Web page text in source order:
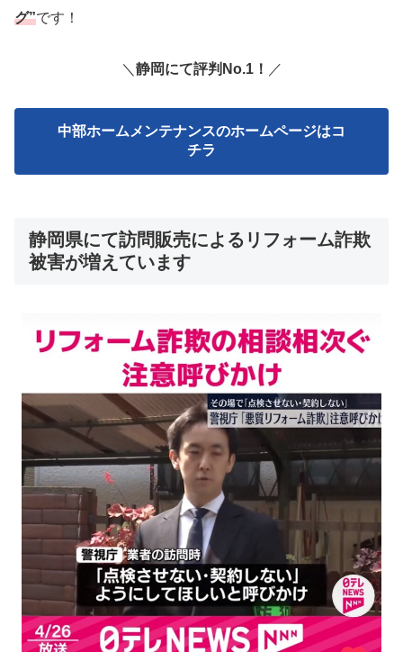
グ”です！
＼ 静岡にて評判No.1！ ／
中部ホームメンテナンスのホームページはコ
チラ
静岡県にて訪問販売によるリフォーム詐欺
被害が増えています